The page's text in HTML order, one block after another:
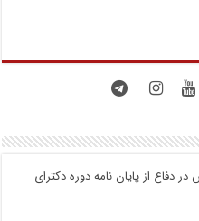
دفاع از پایان نامه دوره دکترای